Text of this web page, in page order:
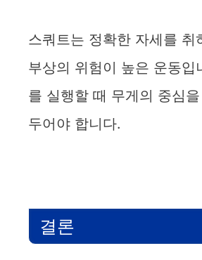
스쿼트는 정확한 자세를 취
부상의 위험이 높은 운동입
를 실행할 때 무게의 중심
두어야 합니다.
결론